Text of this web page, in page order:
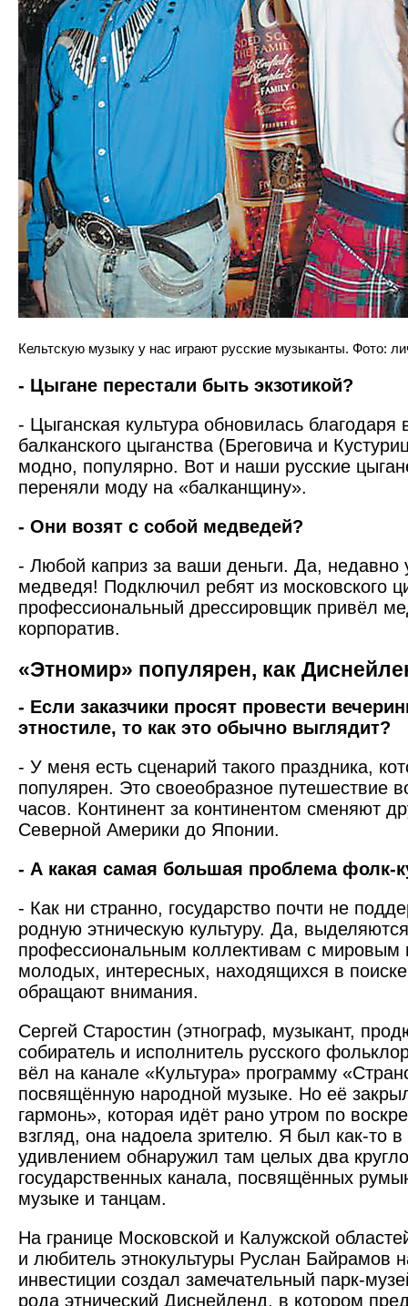
Кельтскую музыку у нас играют русские музыканты. Фото:
- Цыгане перестали быть экзотикой?
- Цыганская культура обновилась благодаря
балканского цыганства (Бреговича и
модно, популярно. Вот и наши русские
переняли моду на «балканщину».
- Они возят с собой медведей?
- Любой каприз за ваши день­ги. Да, недавно
медведя! Подключил ребят из московского
профессиональный дрессировщик привёл
корпоратив.
«Этномир» популярен, как
- Если заказчики просят провести
этностиле, то как это обычно выглядит?
- У меня есть сценарий такого праздника,
популярен. Это своеобразное путешествие
часов. Континент за континентом сменяют
Северной Америки до Японии.
- А какая самая большая проблема фолк-
- Как ни странно, государст­во почти не
родную этническую культуру. Да,
профессиональным коллективам с
молодых, интересных, находящихся в
обращают внимания.
Сергей Старостин (этнограф, музыкант,
собиратель и исполнитель русского
вёл на канале «Культура» программу
посвящённую народной музыке. Но её
гармонь», которая идёт рано утром по
взгляд, она надоела зрителю. Я был как-то
удивлением обнаружил там целых два
государственных канала, посвящённых
музыке и танцам.
На границе Московской и Калужской
и любитель этнокультуры Руслан Байрамов
инвестиции создал замечательный парк-
рода этнический Диснейленд, в котором